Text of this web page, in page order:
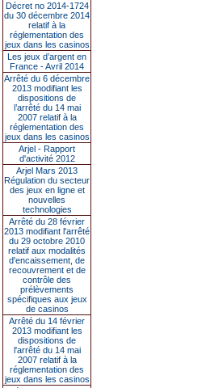
Décret no 2014-1724
du 30 décembre 2014
relatif à la
réglementation des
jeux dans les casinos
Les jeux d’argent en
France - Avril 2014
Arrêté du 6 décembre
2013 modifiant les
dispositions de
l’arrêté du 14 mai
2007 relatif à la
réglementation des
jeux dans les casinos
Arjel - Rapport
d'activité 2012
Arjel Mars 2013
Régulation du secteur
des jeux en ligne et
nouvelles
technologies
Arrêté du 28 février
2013 modifiant l'arrêté
du 29 octobre 2010
relatif aux modalités
d'encaissement, de
recouvrement et de
contrôle des
prélèvements
spécifiques aux jeux
de casinos
Arrêté du 14 février
2013 modifiant les
dispositions de
l'arrêté du 14 mai
2007 relatif à la
réglementation des
jeux dans les casinos